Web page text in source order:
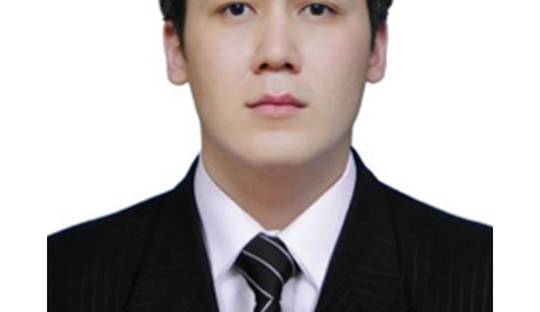
4. Suhbat (magistr) (5)
5. To'lov-kontrakt (2)
8. Bakalavriat kvotasi (3)
✉️ Adminga yozish